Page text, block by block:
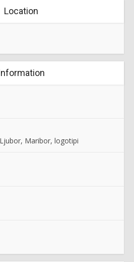
Location
Maribor, logotipi